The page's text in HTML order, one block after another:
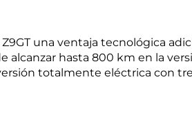
una ventaja tecnológica
alcanzar hasta 800 km en la
totalmente eléctrica con